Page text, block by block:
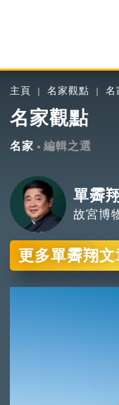
主頁 名家觀點 名
名家觀點
名家 編輯之選
單霽
故宮博
更多單霽翔文